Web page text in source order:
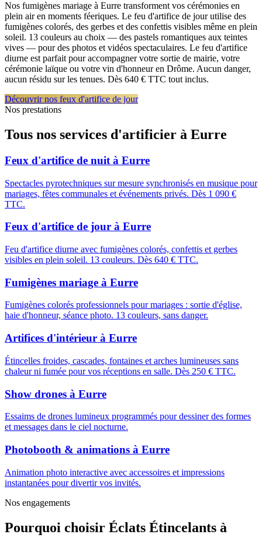
Nos fumigènes mariage à Eurre transforment vos cérémonies en
plein air en moments féeriques. Le feu d'artifice de jour utilise des
fumigènes colorés, des gerbes et des confettis visibles même en plein
soleil. 13 couleurs au choix — des pastels romantiques aux teintes
vives — pour des photos et vidéos spectaculaires. Le feu d'artifice
diurne est parfait pour accompagner votre sortie de mairie, votre
cérémonie laïque ou votre vin d'honneur en Drôme. Aucun danger,
aucun résidu sur les tenues. Dès 640 € TTC tout inclus.
Découvrir nos feux d'artifice de jour
Nos prestations
Tous nos services d'artificier à Eurre
Feux d'artifice de nuit à Eurre
Spectacles pyrotechniques sur mesure synchronisés en musique pour
mariages, fêtes communales et événements privés. Dès 1 090 €
TTC.
Feux d'artifice de jour à Eurre
Feu d'artifice diurne avec fumigènes colorés, confettis et gerbes
visibles en plein soleil. 13 couleurs. Dès 640 € TTC.
Fumigènes mariage à Eurre
Fumigènes colorés professionnels pour mariages : sortie d'église,
haie d'honneur, séance photo. 13 couleurs, sans danger.
Artifices d'intérieur à Eurre
Étincelles froides, cascades, fontaines et arches lumineuses sans
chaleur ni fumée pour vos réceptions en salle. Dès 250 € TTC.
Show drones à Eurre
Essaims de drones lumineux programmés pour dessiner des formes
et messages dans le ciel nocturne.
Photobooth & animations à Eurre
Animation photo interactive avec accessoires et impressions
instantanées pour divertir vos invités.
Nos engagements
Pourquoi choisir Éclats Étincelants à